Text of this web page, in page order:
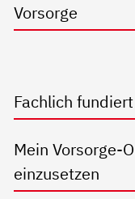
Vorsorge
Fachlich
Mein Vorsorge-
einzusetzen